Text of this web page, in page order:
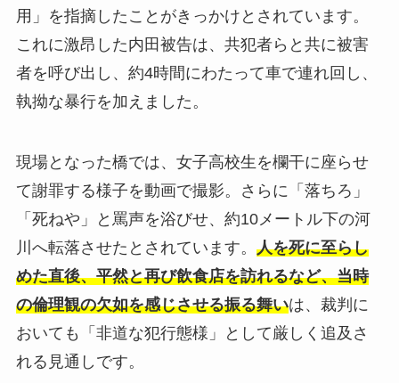
用」を指摘したことがきっかけとされています。
これに激昂した内田被告は、共犯者らと共に被害
者を呼び出し、約4時間にわたって車で連れ回し、
執拗な暴行を加えました。
現場となった橋では、女子高校生を欄干に座らせ
て謝罪する様子を動画で撮影。さらに「落ちろ」
「死ねや」と罵声を浴びせ、約10メートル下の河
川へ転落させたとされています。 人を死に至らし
めた直後、平然と再び飲食店を訪れるなど、当時
の倫理観の欠如を感じさせる振る舞いは、裁判に
おいても「非道な犯行態様」として厳しく追及さ
れる見通しです。